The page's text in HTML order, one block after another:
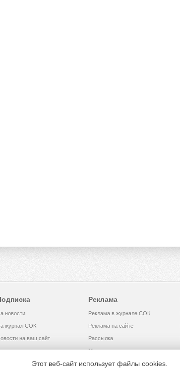
новости
журнал СОК
на ваш сайт
Реклама
Реклама в журнале СОК
Реклама на сайте
Рассылка
Медиакит
Этот веб-сайт использует файлы cookies.